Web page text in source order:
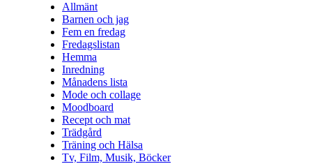
Allmänt
Barnen och jag
Fem en fredag
Fredagslistan
Hemma
Inredning
Månadens lista
Mode och collage
Moodboard
Recept och mat
Trädgård
Träning och Hälsa
Tv, Film, Musik, Böcker